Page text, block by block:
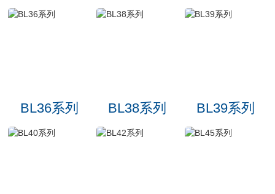
BL36系列 BL38系列 BL39系列